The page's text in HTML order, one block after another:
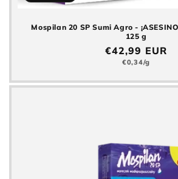
Mospilan 20 SP Sumi Agro -
125 g
Precio
normal
€42,99 EUR
Precio
€0,34/g